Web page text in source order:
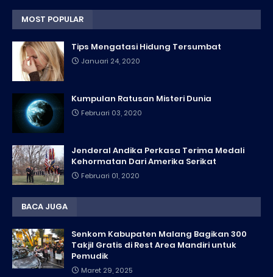
MOST POPULAR
Tips Mengatasi Hidung Tersumbat
Januari 24, 2020
Kumpulan Ratusan Misteri Dunia
Februari 03, 2020
Jenderal Andika Perkasa Terima Medali
Kehormatan Dari Amerika Serikat
Februari 01, 2020
BACA JUGA
Senkom Kabupaten Malang Bagikan 300
Takjil Gratis di Rest Area Mandiri untuk
Pemudik
Maret 29, 2025